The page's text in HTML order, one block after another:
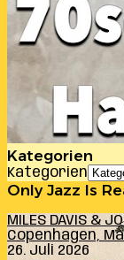
Kategorien
Kategorien
Only Jazz Is
MILES DAVIS &
Copenhagen,
26. Juli 2026